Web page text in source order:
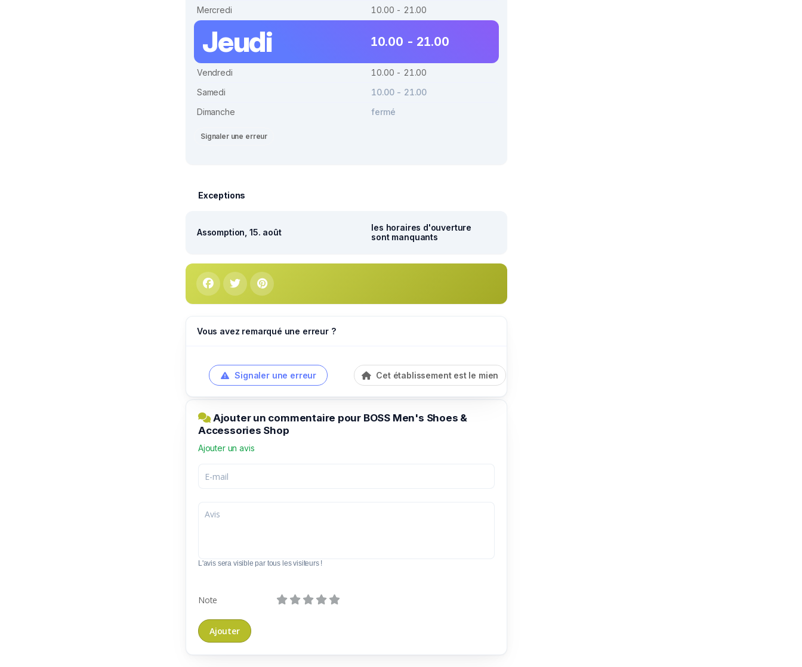
Mercredi
10.00 - 21.00
Jeudi 10.00 - 21.00
Vendredi
10.00 - 21.00
Samedi
10.00 - 21.00
Dimanche
fermé
Signaler une erreur
Exceptions
Assomption, 15. août
les horaires d'ouverture
sont manquants
Vous avez remarqué une erreur ?
Signaler une erreur Cet établissement est le mien
Ajouter un commentaire pour BOSS Men's Shoes &
Accessories Shop
Ajouter un avis
L'avis sera visible par tous les visiteurs !
Note